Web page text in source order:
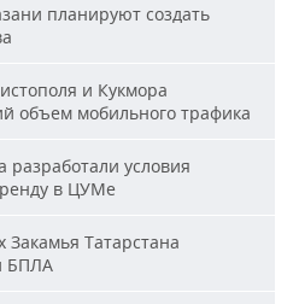
планируют создать
и Кукмора
объем мобильного трафика
разработали условия
в ЦУМе
Татарстана
БПЛА